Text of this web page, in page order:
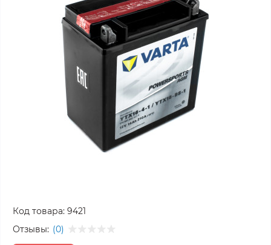
Код товара: 9421
Отзывы: (0)